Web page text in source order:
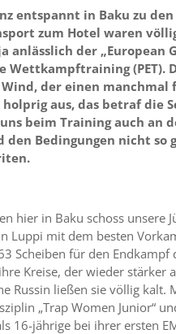
entspannt in Baku zu
zum Hotel waren
der „European
(PET).
der einen manchmal
aus, das betraf die
beim Training auch an
Bedingungen nicht so
hier in Baku schoss unsere
Luppi mit dem besten
Scheiben für den Endkampf
Kreise, der wieder
Russin ließen sie völlig kalt.
„Trap Women Junior“
16-jährige bei ihrer ersten